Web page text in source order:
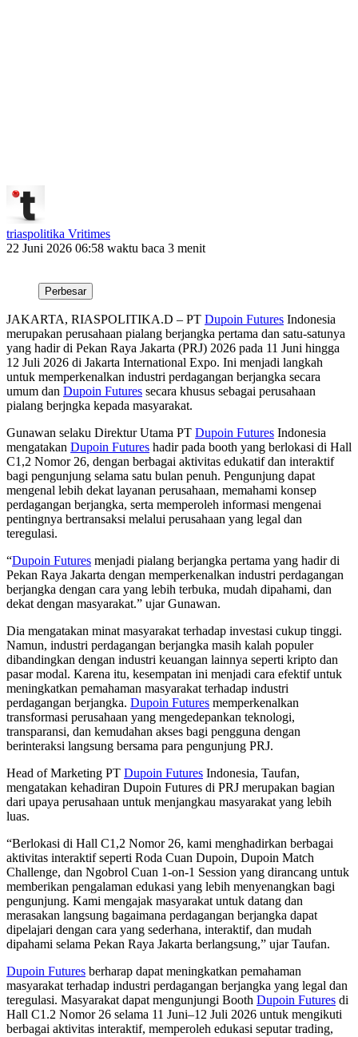
triaspolitika Vritimes
22 Juni 2026 06:58 waktu baca 3 menit
Perbesar
JAKARTA, RIASPOLITIKA.D – PT Dupoin Futures Indonesia
merupakan perusahaan pialang berjangka pertama dan satu-satunya
yang hadir di Pekan Raya Jakarta (PRJ) 2026 pada 11 Juni hingga
12 Juli 2026 di Jakarta International Expo. Ini menjadi langkah
untuk memperkenalkan industri perdagangan berjangka secara
umum dan Dupoin Futures secara khusus sebagai perusahaan
pialang berjngka kepada masyarakat.
Gunawan selaku Direktur Utama PT Dupoin Futures Indonesia
mengatakan Dupoin Futures hadir pada booth yang berlokasi di Hall
C1,2 Nomor 26, dengan berbagai aktivitas edukatif dan interaktif
bagi pengunjung selama satu bulan penuh. Pengunjung dapat
mengenal lebih dekat layanan perusahaan, memahami konsep
perdagangan berjangka, serta memperoleh informasi mengenai
pentingnya bertransaksi melalui perusahaan yang legal dan
teregulasi.
“Dupoin Futures menjadi pialang berjangka pertama yang hadir di
Pekan Raya Jakarta dengan memperkenalkan industri perdagangan
berjangka dengan cara yang lebih terbuka, mudah dipahami, dan
dekat dengan masyarakat.” ujar Gunawan.
Dia mengatakan minat masyarakat terhadap investasi cukup tinggi.
Namun, industri perdagangan berjangka masih kalah populer
dibandingkan dengan industri keuangan lainnya seperti kripto dan
pasar modal. Karena itu, kesempatan ini menjadi cara efektif untuk
meningkatkan pemahaman masyarakat terhadap industri
perdagangan berjangka. Dupoin Futures memperkenalkan
transformasi perusahaan yang mengedepankan teknologi,
transparansi, dan kemudahan akses bagi pengguna dengan
berinteraksi langsung bersama para pengunjung PRJ.
Head of Marketing PT Dupoin Futures Indonesia, Taufan,
mengatakan kehadiran Dupoin Futures di PRJ merupakan bagian
dari upaya perusahaan untuk menjangkau masyarakat yang lebih
luas.
“Berlokasi di Hall C1,2 Nomor 26, kami menghadirkan berbagai
aktivitas interaktif seperti Roda Cuan Dupoin, Dupoin Match
Challenge, dan Ngobrol Cuan 1-on-1 Session yang dirancang untuk
memberikan pengalaman edukasi yang lebih menyenangkan bagi
pengunjung. Kami mengajak masyarakat untuk datang dan
merasakan langsung bagaimana perdagangan berjangka dapat
dipelajari dengan cara yang sederhana, interaktif, dan mudah
dipahami selama Pekan Raya Jakarta berlangsung,” ujar Taufan.
Dupoin Futures berharap dapat meningkatkan pemahaman
masyarakat terhadap industri perdagangan berjangka yang legal dan
teregulasi. Masyarakat dapat mengunjungi Booth Dupoin Futures di
Hall C1.2 Nomor 26 selama 11 Juni–12 Juli 2026 untuk mengikuti
berbagai aktivitas interaktif, memperoleh edukasi seputar trading,